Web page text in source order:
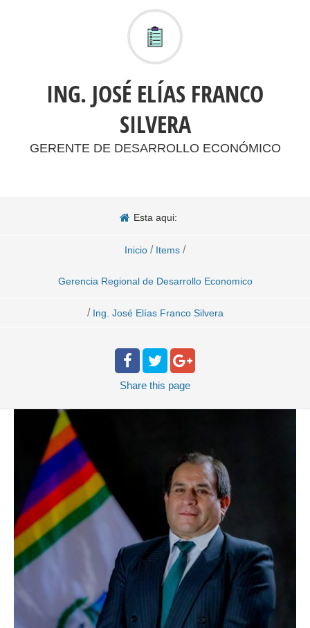
ING. JOSÉ ELÍAS FRANCO
SILVERA
GERENTE DE DESARROLLO ECONÓMICO
Esta aqui:
Inicio / Items /
Gerencia Regional de Desarrollo Economico
/ Ing. José Elías Franco Silvera
Share this page